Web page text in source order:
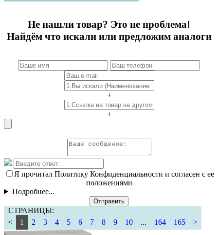
Не нашли товар? Это не проблема!
Найдём что искали или предложим аналоги
+
+
Я прочитал Политику Конфиденциальности и согласен с ее
положениями
Подробнее...
Отправить
СТРАНИЦЫ:
<
1 2 3 4 5 6 7 8 9 10 ... 164 165 >